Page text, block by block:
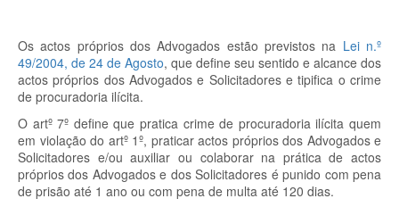
Os actos próprios dos Advogados estão previstos na Lei n.º
49/2004, de 24 de Agosto, que define seu sentido e alcance dos
actos próprios dos Advogados e Solicitadores e tipifica o crime
de procuradoria ilícita.
O artº 7º define que pratica crime de procuradoria ilícita quem
em violação do artº 1º, praticar actos próprios dos Advogados e
Solicitadores e/ou auxiliar ou colaborar na prática de actos
próprios dos Advogados e dos Solicitadores é punido com pena
de prisão até 1 ano ou com pena de multa até 120 dias.